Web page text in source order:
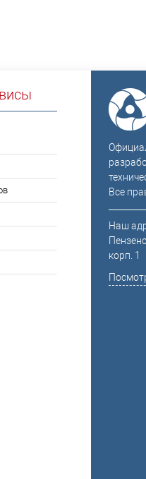
Все
Наш
корп. 1